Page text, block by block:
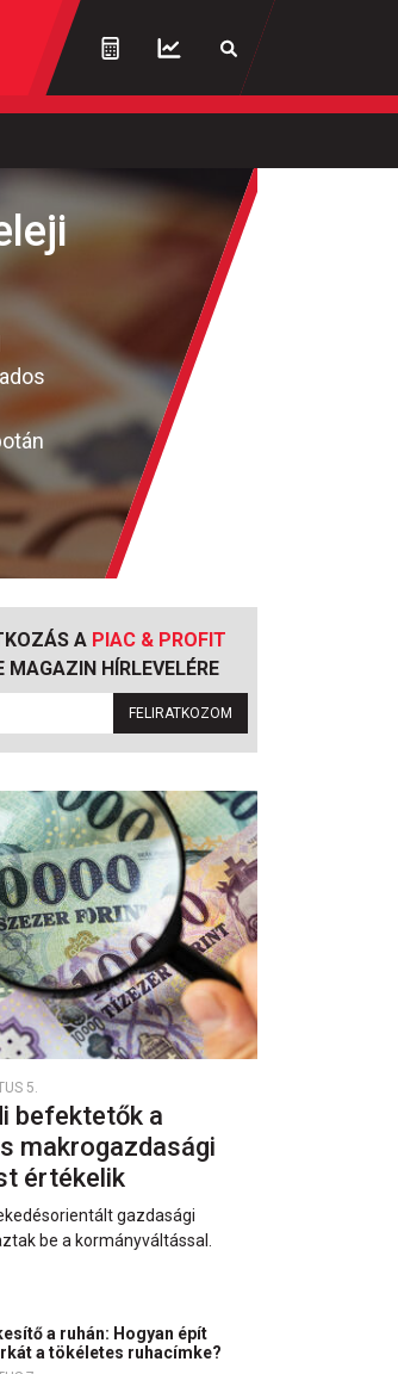
A PIAC & PROFIT
MAGAZIN HÍRLEVELÉRE
FELIRATKOZOM
5.
befektetők a
makrogazdasági
értékelik
gazdasági
be a kormányváltással.
a ruhán: Hogyan épít
a tökéletes ruhacímke?